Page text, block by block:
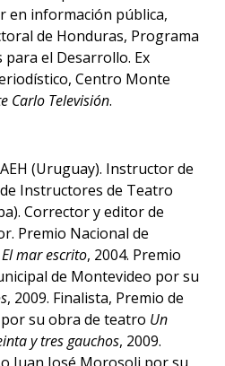
en información pública,
de Honduras, Programa
para el Desarrollo. Ex
Centro Monte
Carlo Televisión.
(Uruguay). Instructor de
Instructores de Teatro
Corrector y editor de
Premio Nacional de
El mar escrito, 2004. Premio
de Montevideo por su
, 2009. Finalista, Premio de
su obra de teatro Un
y tres gauchos, 2009.